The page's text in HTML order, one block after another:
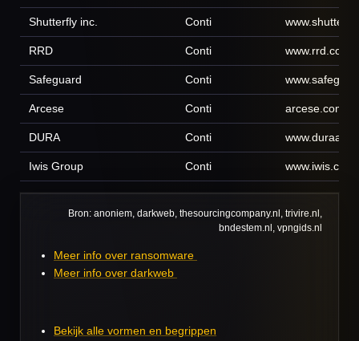
Shutterfly inc. Conti
RRD Conti www.rrd.com
Safeguard Conti
Arcese Conti arcese.com
DURA Conti
Iwis Group Conti www.iwis.com
Bron: anoniem, darkweb, thesourcingcompany.nl, trivire.nl,
bndestem.nl, vpngids.nl
Meer info over ransomware
Meer info over darkweb
Bekijk alle vormen en begrippen